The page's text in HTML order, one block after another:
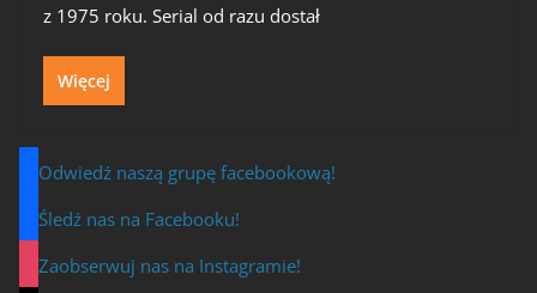
z 1975 roku. Serial od razu dostał
Więcej
Odwiedź naszą grupę facebookową!
Śledź nas na Facebooku!
Zaobserwuj nas na Instagramie!